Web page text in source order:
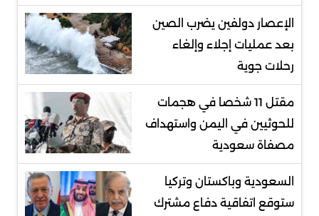
الإعصار دولفين يضرب الصين
بعد عمليات إجلاء وإلغاء
رحلات جوية
مقتل 11 شخصا في هجمات
للحوثيين في اليمن واستهداف
مصفاة سعودية
السعودية وباكستان وتركيا
ستوقع اتفاقية دفاع مشترك